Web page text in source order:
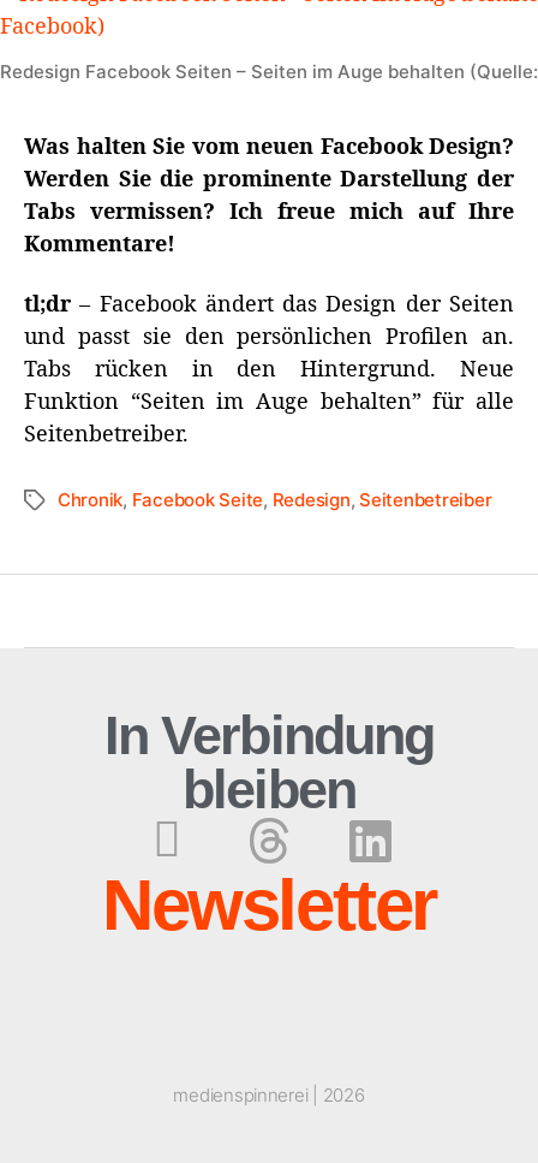
Redesign Facebook Seiten – Seiten im Auge behalten
Was halten Sie vom neuen Facebook Design?
Werden Sie die prominente Darstellung der
Tabs vermissen? Ich freue mich auf Ihre
Kommentare!
tl;dr – Facebook ändert das Design der Seiten
und passt sie den persönlichen Profilen an.
Tabs rücken in den Hintergrund. Neue
Funktion “Seiten im Auge behalten” für alle
Seitenbetreiber.
Chronik, Facebook Seite, Redesign,Seitenbetreiber
In Verbindung
bleiben
Newsletter
medienspinnerei | 2026